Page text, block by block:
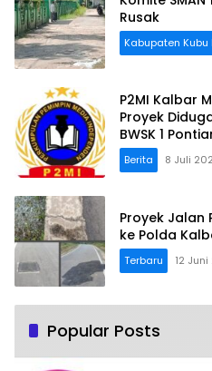
Rusak
Kabupaten Kubu
P2MI Kalbar
Proyek
BWSK 1
Berita 8 Juli
Proyek Jalan
ke Polda
Terbaru 12
Popular Posts